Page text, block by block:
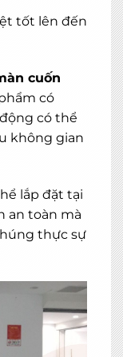
tốt lên đến
cuốn
có
có thể
không gian
lắp đặt tại
an toàn mà
thực sự